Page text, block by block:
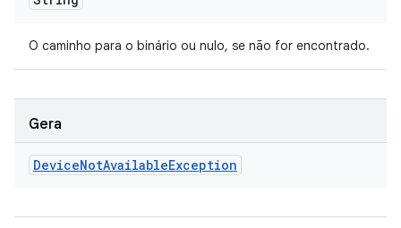
O caminho para o binário ou nulo, se não for encontrado.
Gera
DeviceNotAvailableException